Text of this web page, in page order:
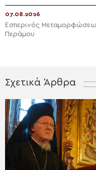
07.08.2026
Εσπερινός
Περάμου
Σχετικά Άρθρα